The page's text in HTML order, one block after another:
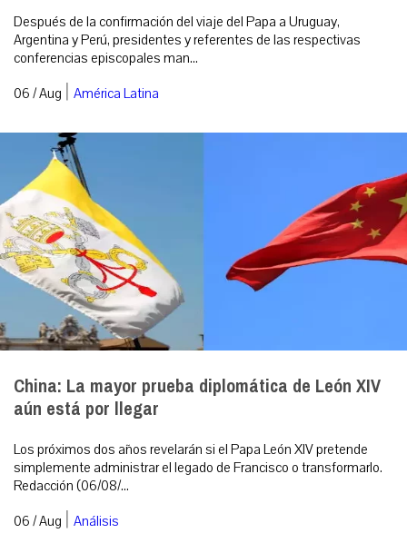
Después de la confirmación del viaje del Papa a Uruguay,
Argentina y Perú, presidentes y referentes de las respectivas
conferencias episcopales man...
06 / Aug | América Latina
China: La mayor prueba diplomática de León XIV
aún está por llegar
Los próximos dos años revelarán si el Papa León XIV pretende
simplemente administrar el legado de Francisco o transformarlo.
Redacción (06/08/...
06 / Aug | Análisis